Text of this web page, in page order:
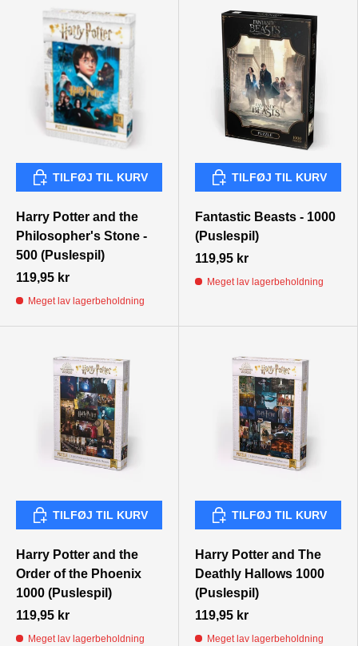
TILFØJ TIL KURV
TILFØJ TIL KURV
Harry Potter and the
Philosopher's Stone -
500 (Puslespil)
119,95 kr
Meget lav lagerbeholdning
TILFØJ TIL KURV
TILFØJ TIL KURV
Fantastic Beasts - 1000
(Puslespil)
119,95 kr
Meget lav lagerbeholdning
TILFØJ TIL KURV
TILFØJ TIL KURV
Harry Potter and the
Order of the Phoenix
1000 (Puslespil)
119,95 kr
Meget lav lagerbeholdning
TILFØJ TIL KURV
TILFØJ TIL KURV
Harry Potter and The
Deathly Hallows 1000
(Puslespil)
119,95 kr
Meget lav lagerbeholdning